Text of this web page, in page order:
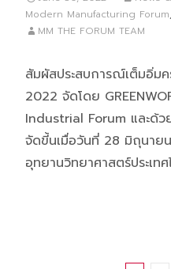
Modern Manufacturing Forum,
MM THE FORUM TEAM
สัมผัสประสบการณ์เต็มอิ่ม
2022 จัดโดย
Industrial Forum และด้
จัดขี้นเมื่อวันที่ 28 มิถุนา
อุทยานวิทยาศาสตร์ประเท